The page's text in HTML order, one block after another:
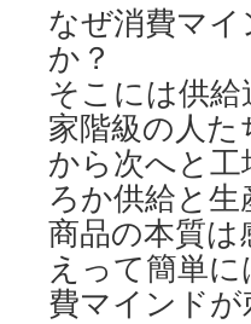
なぜ消費マ
か？
そこには供
家階級の人
から次へと
ろか供給と
商品の本質
えって簡単
費マインド